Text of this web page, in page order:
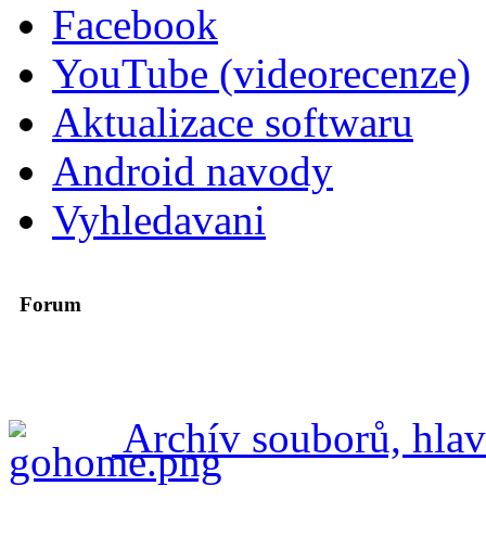
Facebook
YouTube (videorecenze)
Aktualizace softwaru
Android navody
Vyhledavani
Forum
Archív souborů,